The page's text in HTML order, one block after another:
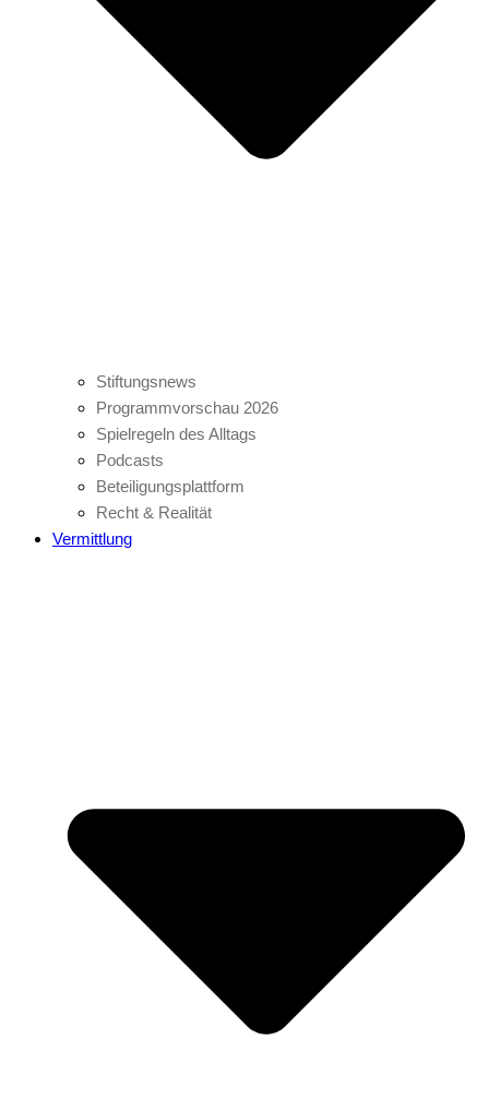
Stiftungsnews
Programmvorschau 2026
Spielregeln des Alltags
Podcasts
Beteiligungsplattform
Recht & Realität
Vermittlung